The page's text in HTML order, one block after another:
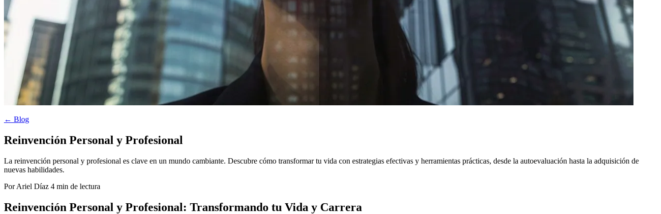
← Blog
Reinvención Personal y Profesional
La reinvención personal y profesional es clave en un mundo cambiante. Descubre cómo transformar tu vida con estrategias efectivas y herramientas prácticas, desde la autoevaluación hasta la adquisición de
nuevas habilidades.
Por Ariel Díaz 4 min de lectura
Reinvención Personal y Profesional: Transformando tu Vida y Carrera